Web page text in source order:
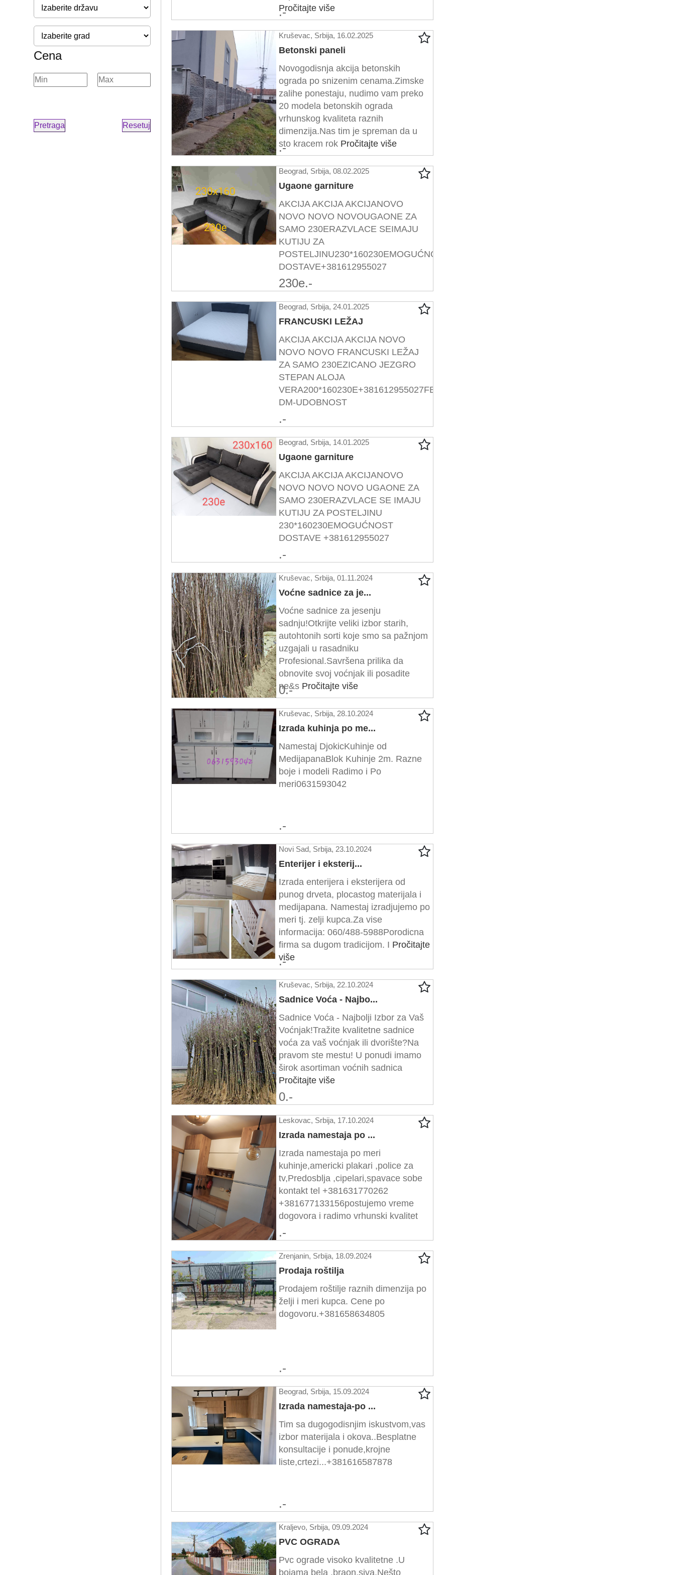
Cena
Pretraga Resetuj
Pročitajte više
.-
Kruševac, Srbija, 16.02.2025
Betonski paneli
Novogodisnja akcija betonskih
ograda po snizenim cenama.Zimske
zalihe ponestaju, nudimo vam preko
20 modela betonskih ograda
vrhunskog kvaliteta raznih
dimenzija.Nas tim je spreman da u
sto kracem rok Pročitajte više
.-
Beograd, Srbija, 08.02.2025
Ugaone garniture
AKCIJA AKCIJA AKCIJANOVO
NOVO NOVO NOVOUGAONE ZA
SAMO 230ERAZVLACE SEIMAJU
KUTIJU ZA
POSTELJINU230*160230EMOGUĆNOST
DOSTAVE+381612955027
230e.-
Beograd, Srbija, 24.01.2025
FRANCUSKI LEŽAJ
AKCIJA AKCIJA AKCIJA NOVO
NOVO NOVO FRANCUSKI LEŽAJ
ZA SAMO 230EZICANO JEZGRO
STEPAN ALOJA
VERA200*160230E+381612955027FB-
DM-UDOBNOST
.-
Beograd, Srbija, 14.01.2025
Ugaone garniture
AKCIJA AKCIJA AKCIJANOVO
NOVO NOVO NOVO UGAONE ZA
SAMO 230ERAZVLACE SE IMAJU
KUTIJU ZA POSTELJINU
230*160230EMOGUĆNOST
DOSTAVE +381612955027
.-
Kruševac, Srbija, 01.11.2024
Voćne sadnice za je...
Voćne sadnice za jesenju
sadnju!Otkrijte veliki izbor starih,
autohtonih sorti koje smo sa pažnjom
uzgajali u rasadniku
Profesional.Savršena prilika da
obnovite svoj voćnjak ili posadite
ne&s Pročitajte više
0.-
Kruševac, Srbija, 28.10.2024
Izrada kuhinja po me...
Namestaj DjokicKuhinje od
MedijapanaBlok Kuhinje 2m. Razne
boje i modeli Radimo i Po
meri0631593042
.-
Novi Sad, Srbija, 23.10.2024
Enterijer i eksterij...
Izrada enterijera i eksterijera od
punog drveta, plocastog materijala i
medijapana. Namestaj izradjujemo po
meri tj. zelji kupca.Za vise
informacija: 060/488-5988Porodicna
firma sa dugom tradicijom. I Pročitajte
više
.-
Kruševac, Srbija, 22.10.2024
Sadnice Voća - Najbo...
Sadnice Voća - Najbolji Izbor za Vaš
Voćnjak!Tražite kvalitetne sadnice
voća za vaš voćnjak ili dvorište?Na
pravom ste mestu! U ponudi imamo
širok asortiman voćnih sadnica
Pročitajte više
0.-
Leskovac, Srbija, 17.10.2024
Izrada namestaja po ...
Izrada namestaja po meri
kuhinje,americki plakari ,police za
tv,Predosblja ,cipelari,spavace sobe
kontakt tel +381631770262
+381677133156postujemo vreme
dogovora i radimo vrhunski kvalitet
.-
Zrenjanin, Srbija, 18.09.2024
Prodaja roštilja
Prodajem roštilje raznih dimenzija po
želji i meri kupca. Cene po
dogovoru.+381658634805
.-
Beograd, Srbija, 15.09.2024
Izrada namestaja-po ...
Tim sa dugogodisnjim iskustvom,vas
izbor materijala i okova..Besplatne
konsultacije i ponude,krojne
liste,crtezi...+381616587878
.-
Kraljevo, Srbija, 09.09.2024
PVC OGRADA
Pvc ograde visoko kvalitetne .U
bojama bela ,braon,siva.Nešto